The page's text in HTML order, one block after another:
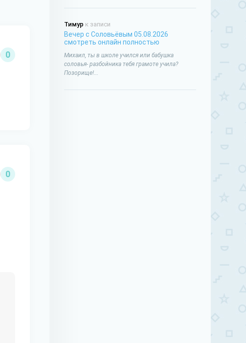
0
0
Тимур к записи
Вечер с Соловьёвым 05.08.2026
смотреть онлайн полностью
Михаил, ты в школе учился или бабушка
соловья- разбойника тебя грамоте учила?
Позорище!...